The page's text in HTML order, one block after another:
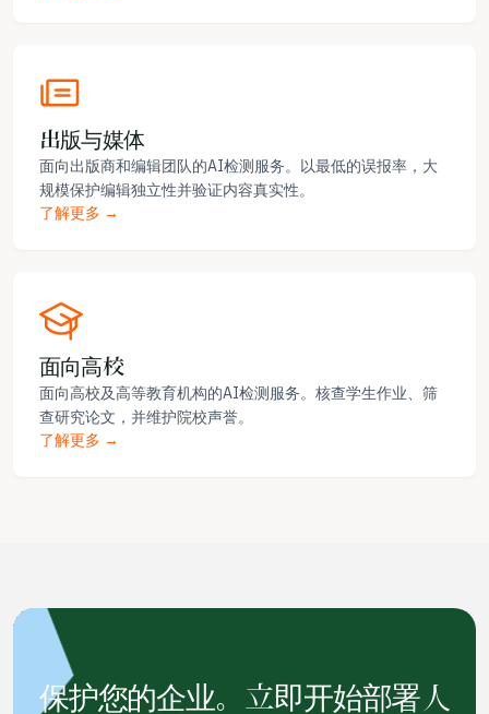
出版与媒体
面向出版商和编辑团队的AI检测服务。以最低的误报率，大
规模保护编辑独立性并验证内容真实性。
了解更多 →
面向高校
面向高校及高等教育机构的AI检测服务。核查学生作业、筛
查研究论文，并维护院校声誉。
了解更多 →
保护您的企业。立即开始部署人